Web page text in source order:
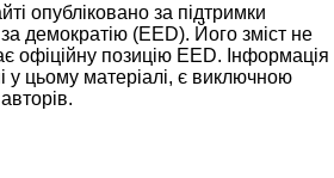
опубліковано за підтримки
демократію (EED). Його зміст не
офіційну позицію EED. Інформація
у цьому матеріалі, є виключною